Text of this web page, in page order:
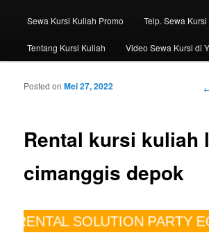
Sewa Kursi Kuliah Promo Telp. Sewa
Tentang Kursi Kuliah Video Sewa Kursi di
Rental kursi kuliah
cimanggis depok
Posted onMei 27, 2022
SOLUTION PARTY